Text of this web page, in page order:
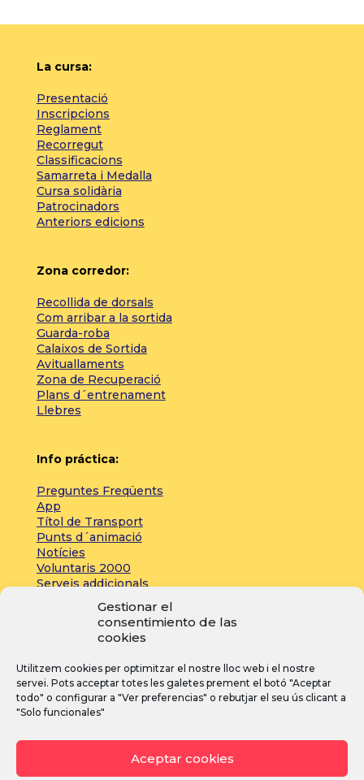
Gestionar el
consentimiento de las
cookies
Utilitzem cookies per optimitzar el nostre lloc web i el nostre
servei. Pots acceptar totes les galetes prement el botó "Aceptar
todo" o configurar a "Ver preferencias" o rebutjar el seu ús clicant a
"Solo funcionales"
Aceptar cookies
La cursa:
Presentació
Inscripcions
Reglament
Recorregut
Classificacions
Samarreta i Medalla
Cursa solidària
Patrocinadors
Anteriors edicions
Zona corredor:
Recollida de dorsals
Com arribar a la sortida
Guarda-roba
Calaixos de Sortida
Avituallaments
Zona de Recuperació
Plans d´entrenament
Llebres
Info práctica:
Preguntes Freqüents
App
Títol de Transport
Punts d´animació
Notícies
Voluntaris 2000
Serveis addicionals
Zona de prensa:
Acreditacions
Inscripcions
Notícies
I F Y